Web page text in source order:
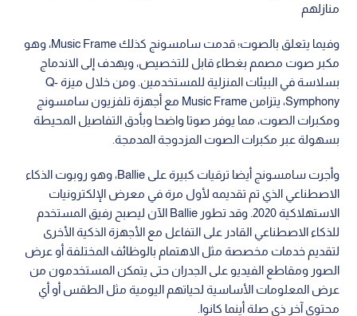
منازلهم
وفيما يتعلق بالصوت؛ قدمت سامسونج كذلك Music Frame، وهو
مكبر صوت مصمم بغطاء قابل للتخصيص، ويهدف إلى الاندماج
بسلاسة في البيئات المنزلية للمستخدمين. ومن خلال ميزة Q-
Symphony، يتزامن Music Frame مع أجهزة تلفزيون سامسونج
ومكبرات الصوت، مما يوفر صوتا واضحا وبأدق التفاصيل المحيطة
بسهولة عبر مكبرات الصوت المزدوجة المدمجة.
وأجرت سامسونج أيضا ترقيات كبيرة على Ballie، وهو روبوت الذكاء
الاصطناعي الذي تم تقديمه لأول مرة في معرض الإلكترونيات
الاستهلاكية 2020. وقد تطور Ballie الآن ليصبح رفيق المستخدم
للذكاء الاصطناعي القادر على التفاعل مع الأجهزة الذكية الأخرى
لتقديم خدمات مخصصة مثل الاهتمام بالوظائف المختلفة أو عرض
الصور ومقاطع الفيديو على الجدران حتى يتمكن المستخدمون من
عرض المعلومات الأساسية لحياتهم اليومية مثل الطقس أو أي
محتوى آخر ذي صلة أينما كانوا.